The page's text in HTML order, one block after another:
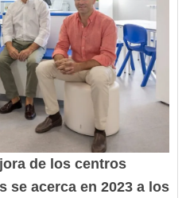
de los centros
se acerca en 2023 a los